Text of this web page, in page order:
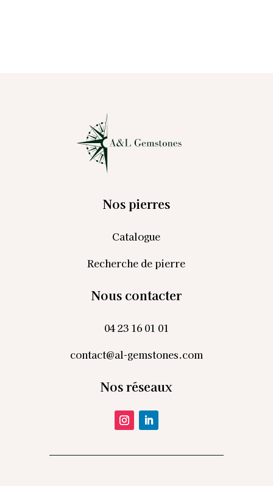
Nos pierres
Catalogue
Recherche de pierre
Nous contacter
04 23 16 01 01
contact@al-gemstones.com
Nos réseaux